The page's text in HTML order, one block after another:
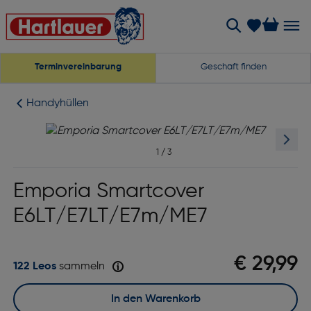
Terminvereinbarung Geschäft finden
Handyhüllen
1 / 3
Emporia Smartcover
E6LT/E7LT/E7m/ME7
€ 29,99
122 Leossammeln
In den Warenkorb